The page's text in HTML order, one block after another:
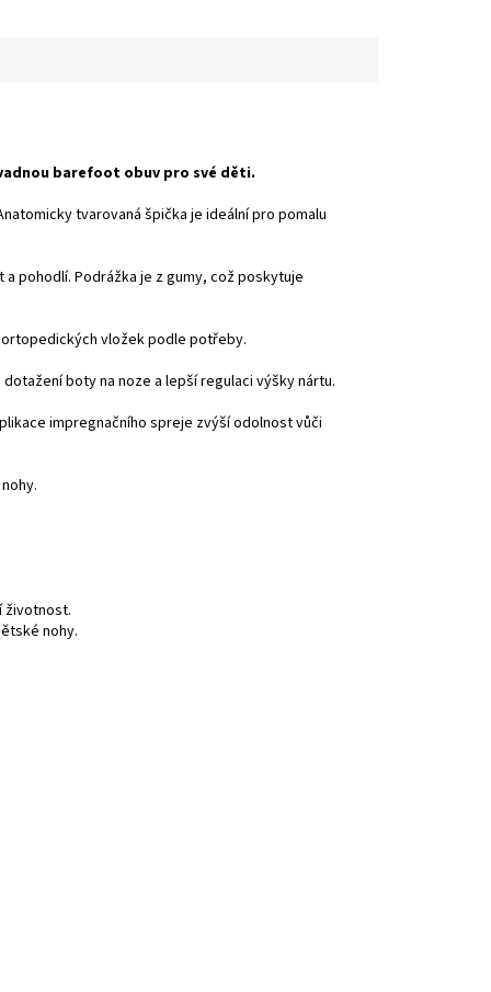
barefoot obuv pro své děti.
tvarovaná špička je ideální pro pomalu
pohodlí. Podrážka je z gumy, což poskytuje
vložek podle potřeby.
boty na noze a lepší regulaci výšky nártu.
impregnačního spreje zvýší odolnost vůči
životnost.
nohy.